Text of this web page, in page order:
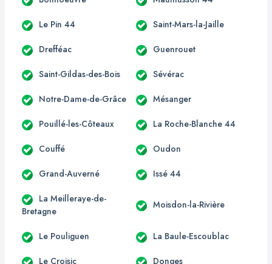
Le Pin 44 Saint-Mars-la-Jaille
Drefféac Guenrouet
Saint-Gildas-des-Bois Sévérac
Notre-Dame-de-Grâce Mésanger
Pouillé-les-Côteaux La Roche-Blanche 44
Couffé Oudon
Grand-Auverné Issé 44
La Meilleraye-de-
Bretagne
Moisdon-la-Rivière
Le Pouliguen La Baule-Escoublac
Le Croisic Donges